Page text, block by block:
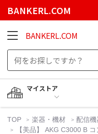
BANKERL.COM
BANKERL.COM
マイストア
TOP 楽器・機材
配信
【美品】 AKG C3000 B